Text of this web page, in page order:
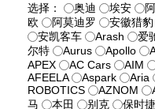
选择： 奥迪 埃安
欧
阿莫迪罗 安徽猎豹
安凯客车
Arash 爱
尔特
Aurus Apollo
APEX
AC Cars AIM
AFEELA
Aspark Aria
ROBOTICS
AZNOM
马
本田 别克 保时捷